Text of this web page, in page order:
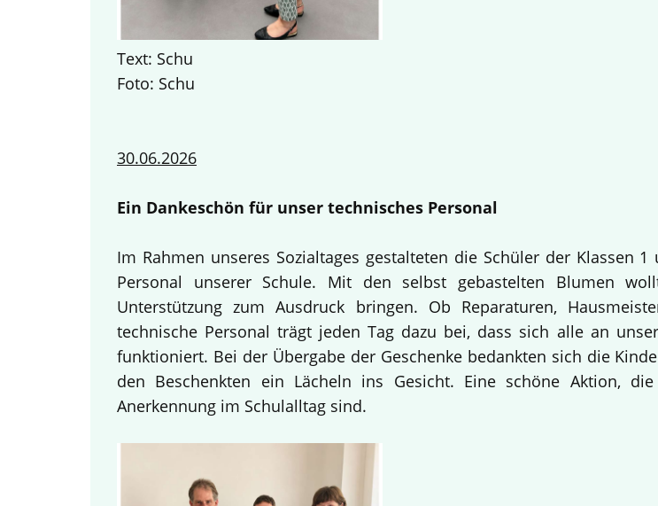
Text: Schu
Foto: Schu
30.06.2026
Ein Dankeschön für unser technisches Personal
Im Rahmen unseres Sozialtages gestalteten die Schüler der Klassen
Personal unserer Schule. Mit den selbst gebastelten Blumen
Unterstützung zum Ausdruck bringen. Ob Reparaturen,
technische Personal trägt jeden Tag dazu bei, dass sich alle an
funktioniert. Bei der Übergabe der Geschenke bedankten sich die
den Beschenkten ein Lächeln ins Gesicht. Eine schöne Aktion,
Anerkennung im Schulalltag sind.